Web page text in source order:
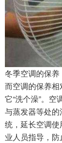
冬季空调的保养
而空调的保养相
它“洗个澡”。
与蒸发器等处
统，延长空调
业人员指导，